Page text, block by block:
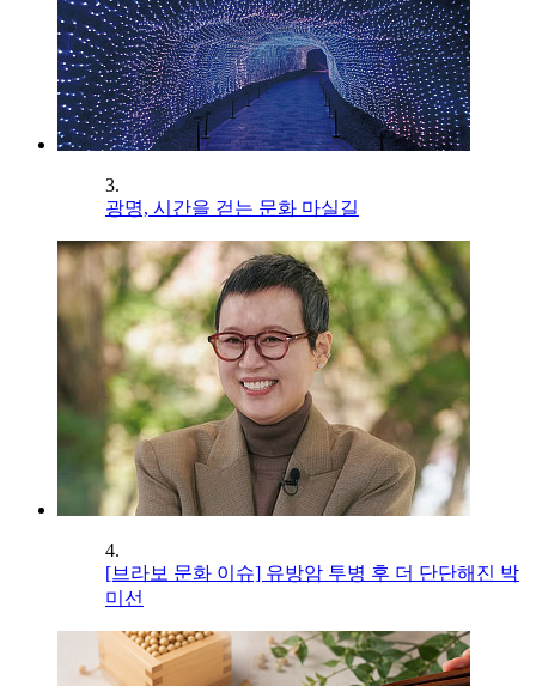
3.
광명, 시간을 걷는 문화 마실길
4.
[브라보 문화 이슈] 유방암 투병 후 더 단단해진 박
미선